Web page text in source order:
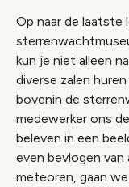
Op naar de laatste
kun je niet alleen
diverse zalen
bovenin de
medewerker ons
beleven in een
even bevlogen
meteoren, gaan